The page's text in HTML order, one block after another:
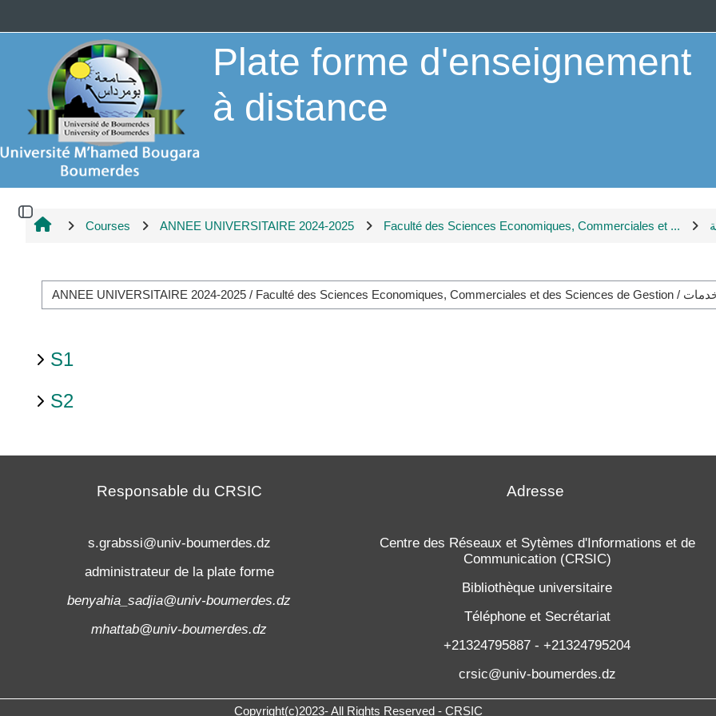
Plate forme d'enseignement
à distance
Open block drawer
Courses
ANNEE UNIVERSITAIRE 2024-2025 Faculté des Sciences Economiques, Commerciales et ...
S1
S2
Responsable du CRSIC
s.grabssi@univ-boumerdes.dz
administrateur de la plate forme
benyahia_sadjia@univ-boumerdes.dz
mhattab@univ-boumerdes.dz
Adresse
Centre des Réseaux et Sytèmes d'Informations et de
Communication (CRSIC)
Bibliothèque universitaire
Téléphone et Secrétariat
+21324795887 - +21324795204
crsic@univ-boumerdes.dz
Copyright(c)2023- All Rights Reserved - CRSIC